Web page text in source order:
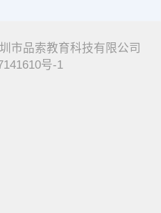
市品索教育科技有限公司
号-1